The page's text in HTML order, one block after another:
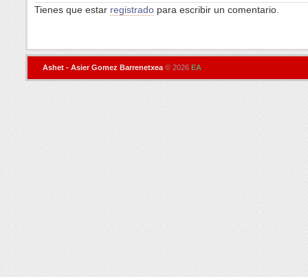
Tienes que estar registrado para escribir un comentario.
Ashet - Asier Gomez Barrenetxea© 2026 EA